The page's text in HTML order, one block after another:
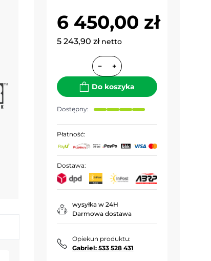
6 450,00 zł
5 243,90 zł netto
− +
Do koszyka
Dostępny:
Płatność:
Dostawa:
wysyłka w 24H
Darmowa dostawa
Opiekun produktu:
Gabriel: 533 528 431